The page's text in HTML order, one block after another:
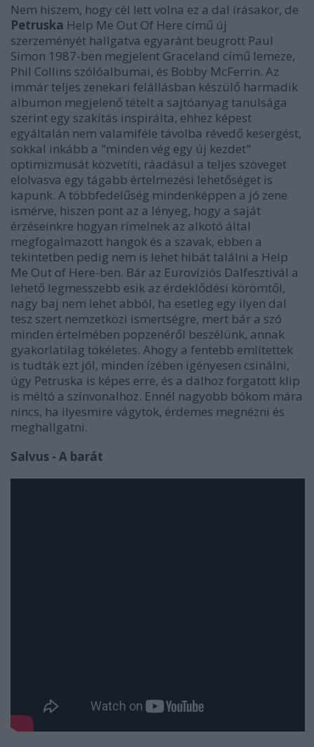
Nem hiszem, hogy cél lett volna ez a dal írásakor, de
Petruska Help Me Out Of Here című új
szerzeményét hallgatva egyaránt beugrott Paul
Simon 1987-ben megjelent Graceland című lemeze,
Phil Collins szólóalbumai, és Bobby McFerrin. Az
immár teljes zenekari felállásban készülő harmadik
albumon megjelenő tételt a sajtóanyag tanulsága
szerint egy szakítás inspirálta, ehhez képest
egyáltalán nem valamiféle távolba révedő kesergést,
sokkal inkább a "minden vég egy új kezdet"
optimizmusát közvetíti, ráadásul a teljes szöveget
elolvasva egy tágabb értelmezési lehetőséget is
kapunk. A többfedelűség mindenképpen a jó zene
ismérve, hiszen pont az a lényeg, hogy a saját
érzéseinkre hogyan rímelnek az alkotó által
megfogalmazott hangok és a szavak, ebben a
tekintetben pedig nem is lehet hibát találni a Help
Me Out of Here-ben. Bár az Eurovíziós Dalfesztivál a
lehető legmesszebb esik az érdeklődési körömtől,
nagy baj nem lehet abból, ha esetleg egy ilyen dal
tesz szert nemzetközi ismertségre, mert bár a szó
minden értelmében popzenéről beszélünk, annak
gyakorlatilag tökéletes. Ahogy a fentebb említettek
is tudták ezt jól, minden ízében igényesen csinálni,
úgy Petruska is képes erre, és a dalhoz forgatott klip
is méltó a színvonalhoz. Ennél nagyobb bókom mára
nincs, ha ilyesmire vágytok, érdemes megnézni és
meghallgatni.
Salvus - A barát